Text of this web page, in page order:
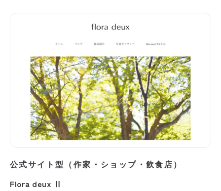
公式サイト型（作家・ショップ・飲食店）
Flora deux Ⅱ